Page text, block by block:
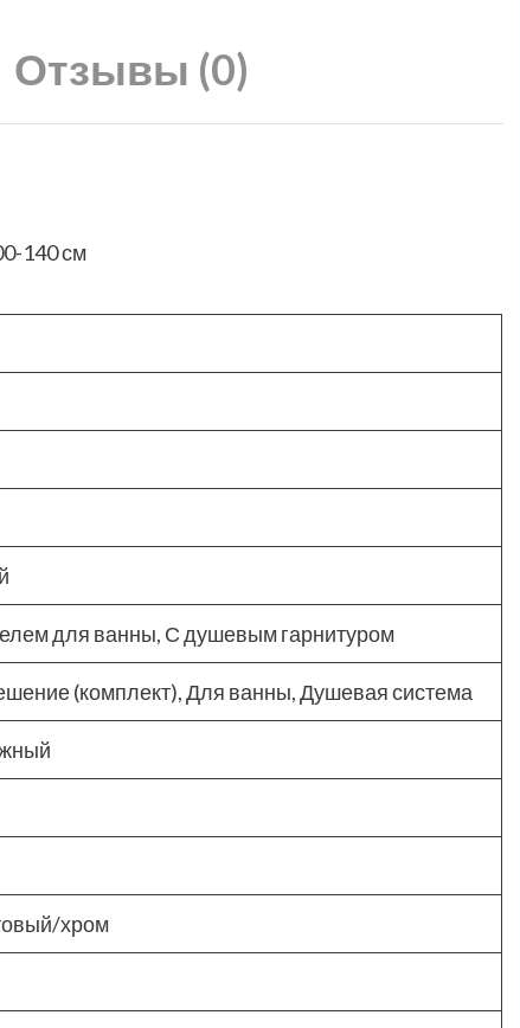
Отзывы (0)
140 см
для ванны, С душевым гарнитуром
(комплект), Для ванны, Душевая система
хром